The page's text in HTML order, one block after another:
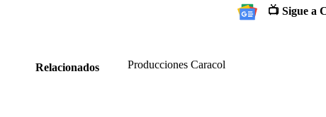
📺 Sigue a
Relacionados Producciones Caracol